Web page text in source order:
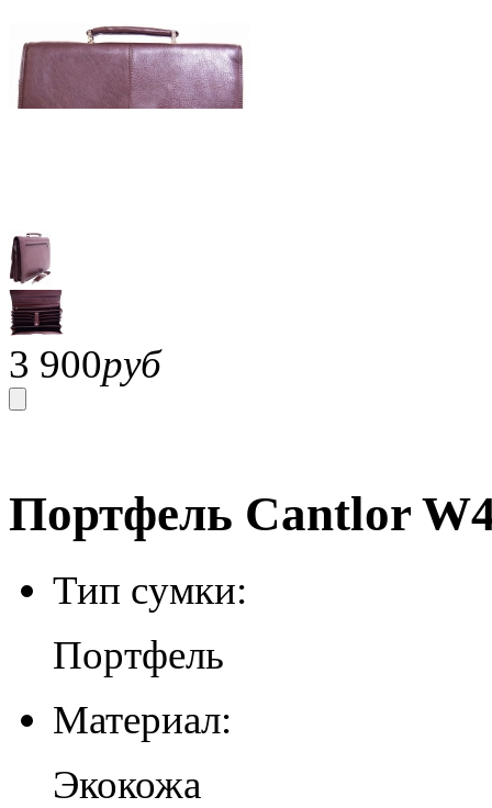
3 900руб
Портфель Cantlor
Тип сумки:
Портфель
Материал:
Экокожа